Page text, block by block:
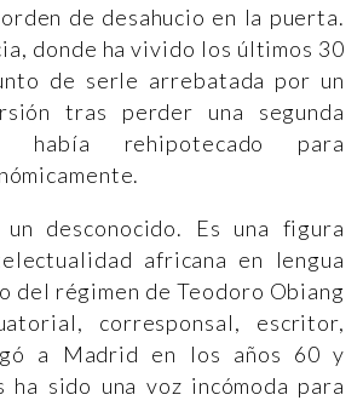
orden de desahucio en la puerta.
donde ha vivido los últimos 30
de serle arrebatada por un
tras perder una segunda
había rehipotecado para
desconocido. Es una figura
africana en lengua
del régimen de Teodoro Obiang
corresponsal, escritor,
a Madrid en los años 60 y
ha sido una voz incómoda para